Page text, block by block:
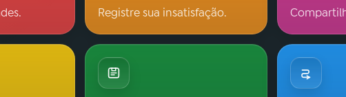
Registre sua insatisfação.